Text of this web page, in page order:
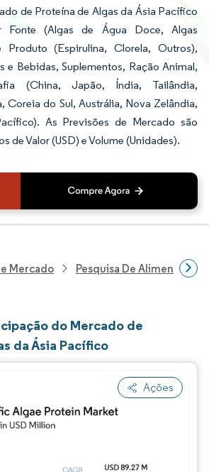
de Proteína de Algas da Ásia Pacífico
Fonte (Algas de Água Doce, Algas
Produto (Espirulina, Clorela, Outros),
e Bebidas, Suplementos, Ração Animal,
(China, Japão, Índia, Tailândia,
Coreia do Sul, Austrália, Nova Zelândia,
As Previsões de Mercado são
de Valor (USD) e Volume (Unidades).
Mercado Pesquisa De Alimentos E
do Mercado de
da Ásia Pacífico
Ações